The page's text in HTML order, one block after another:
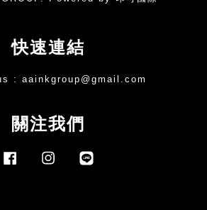
快速連結
: aainkgroup@gmail.com
關注我們
FacebookInstagram